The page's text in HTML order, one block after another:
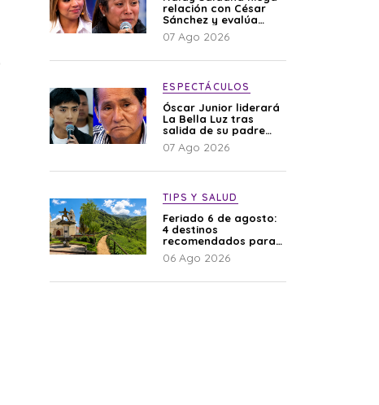
relación con César
Sánchez y evalúa
denunciar a su
esposa: “Es una
07 Ago 2026
ESPECTÁCULOS
Óscar Junior liderará
La Bella Luz tras
salida de su padre
por polémica con
Naldy Saldaña
07 Ago 2026
TIPS Y SALUD
Feriado 6 de agosto:
4 destinos
recomendados para
disfrutar el descanso
06 Ago 2026